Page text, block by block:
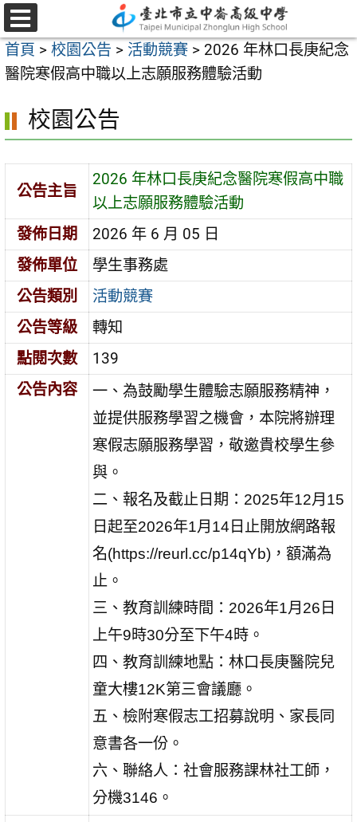
跳
至
主
要
容
選
單
首頁 > 校園公告 > 活動競賽 > 2026 年林口長庚紀念
醫院寒假高中職以上志願服務體驗活動
校園公告
公告主旨
2026 年林口長庚紀念醫院寒假高中職
以上志願服務體驗活動
發佈日期
2026 年 6 月 05 日
發佈單位
學生事務處
公告類別
活動競賽
公告等級
轉知
點閱次數
139
公告內容
一、為鼓勵學生體驗志願服務精神，
並提供服務學習之機會， 本院將辦理
寒假志願服務學習，敬邀貴校學生參
與。
二、報名及截止日期：2025年12月15
日起至2026年1月14日止開放網路報
名(https://reurl.cc/p14qYb)，額滿為
止。
三、教育訓練時間：2026年1月26日
上午9時30分至下午4時。
四、教育訓練地點：林口長庚醫院兒
童大樓12K第三會議廳。
五、檢附寒假志工招募說明、家長同
意書各一份。
六、聯絡人：社會服務課林社工師，
分機3146。